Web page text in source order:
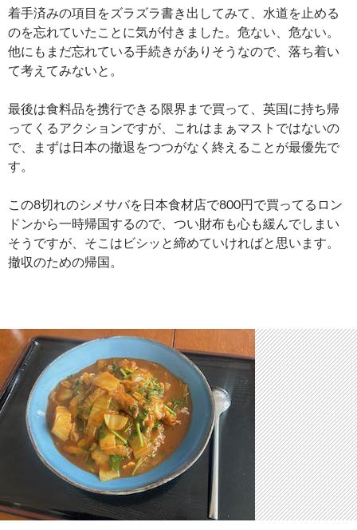
着手済みの項目をズラズラ書き出してみて、水道を止める
のを忘れていたことに気が付きました。危ない、危ない。
他にもまだ忘れている手続きがありそうなので、落ち着い
て考えてみないと。
最後は食料品を携行できる限界まで買って、英国に持ち帰
ってくるアクションですが、これはまぁマストではないの
で、まずは日本の撤退をつつがなく終えることが最優先で
す。
この8切れのシメサバを日本食材店で800円で買ってるロン
ドンから一時帰国するので、つい財布も心も緩んでしまい
そうですが、そこはビシッと締めていければと思います。
撤収のための帰国。